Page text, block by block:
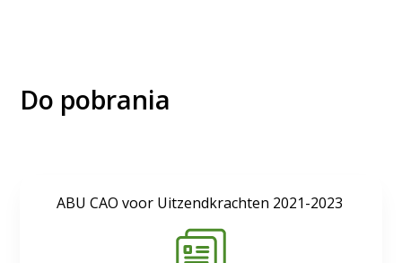
Do pobrania
ABU CAO voor Uitzendkrachten 2021-2023